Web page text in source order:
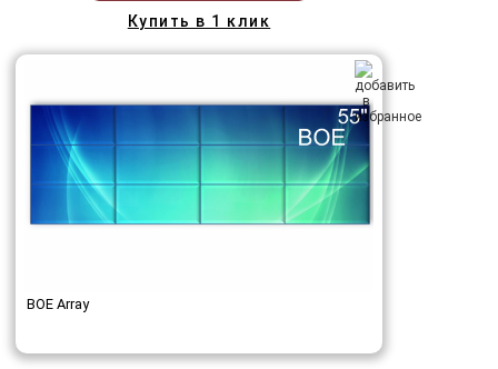
Купить в 1 клик
BOE Array